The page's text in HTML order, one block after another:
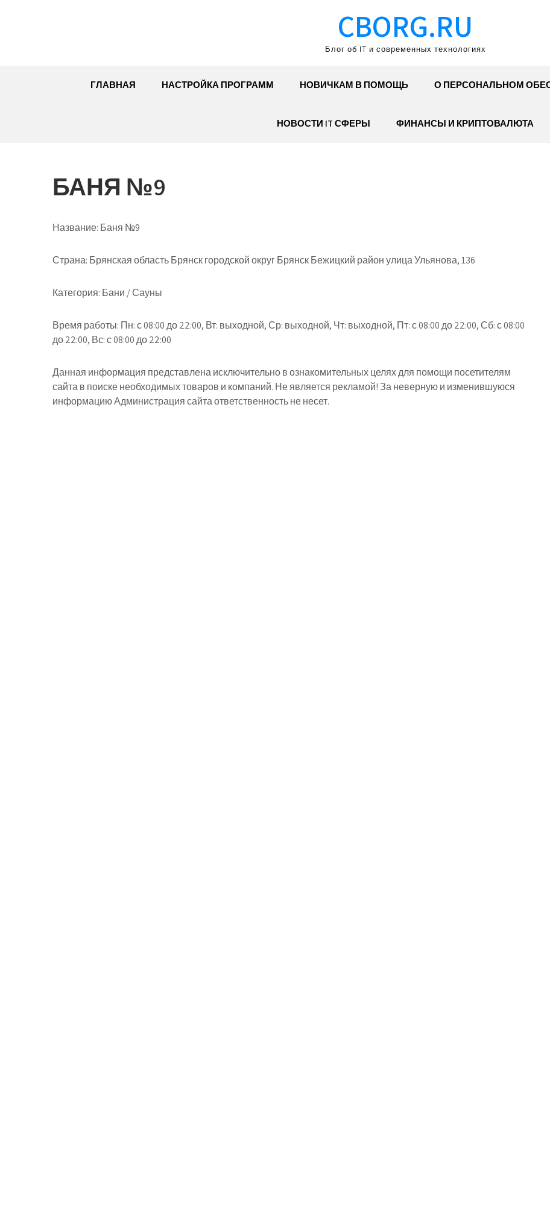
CBORG.RU
Блог об IT и современных технологиях
ГЛАВНАЯ НАСТРОЙКА ПРОГРАММ НОВИЧКАМ В ПОМОЩЬ О ПЕРСОНАЛЬНОМ
НОВОСТИ IT СФЕРЫ ФИНАНСЫ И КРИПТОВАЛЮТА
БАНЯ №9
Название: Баня №9
Страна: Брянская область Брянск городской округ Брянск Бежицкий район улица Ульянова, 136
Категория: Бани / Сауны
Время работы: Пн: с 08:00 до 22:00, Вт: выходной, Ср: выходной, Чт: выходной, Пт: с 08:00 до 22:00, Сб: с 08:00
до 22:00, Вс: с 08:00 до 22:00
Данная информация представлена исключительно в ознакомительных целях для помощи посетителям
сайта в поиске необходимых товаров и компаний. Не является рекламой! За неверную и изменившуюся
информацию Администрация сайта ответственность не несет.